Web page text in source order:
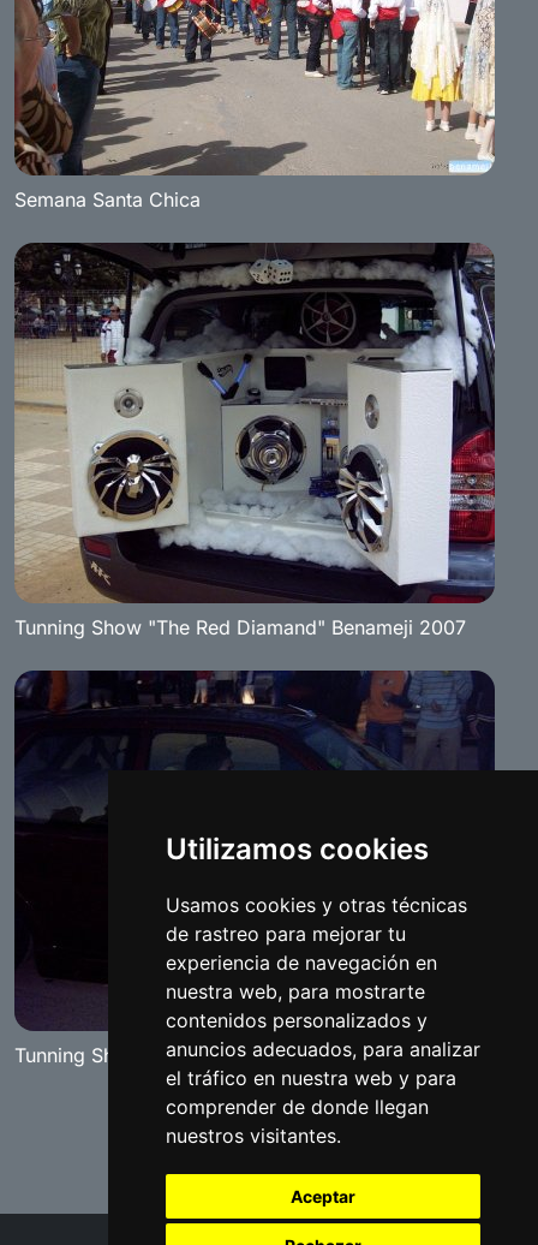
Utilizamos cookies
Usamos cookies y otras técnicas
de rastreo para mejorar tu
experiencia de navegación en
nuestra web, para mostrarte
contenidos personalizados y
anuncios adecuados, para analizar
el tráfico en nuestra web y para
comprender de donde llegan
nuestros visitantes.
Aceptar
Semana Santa Chica
Tunning Show "The Red Diamand" Benameji 2007
Tunning Show "The Red Diamand" Benameji 2007